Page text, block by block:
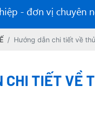
- đơn vị chuyên
Hướng dẫn chi tiết về
CHI TIẾT